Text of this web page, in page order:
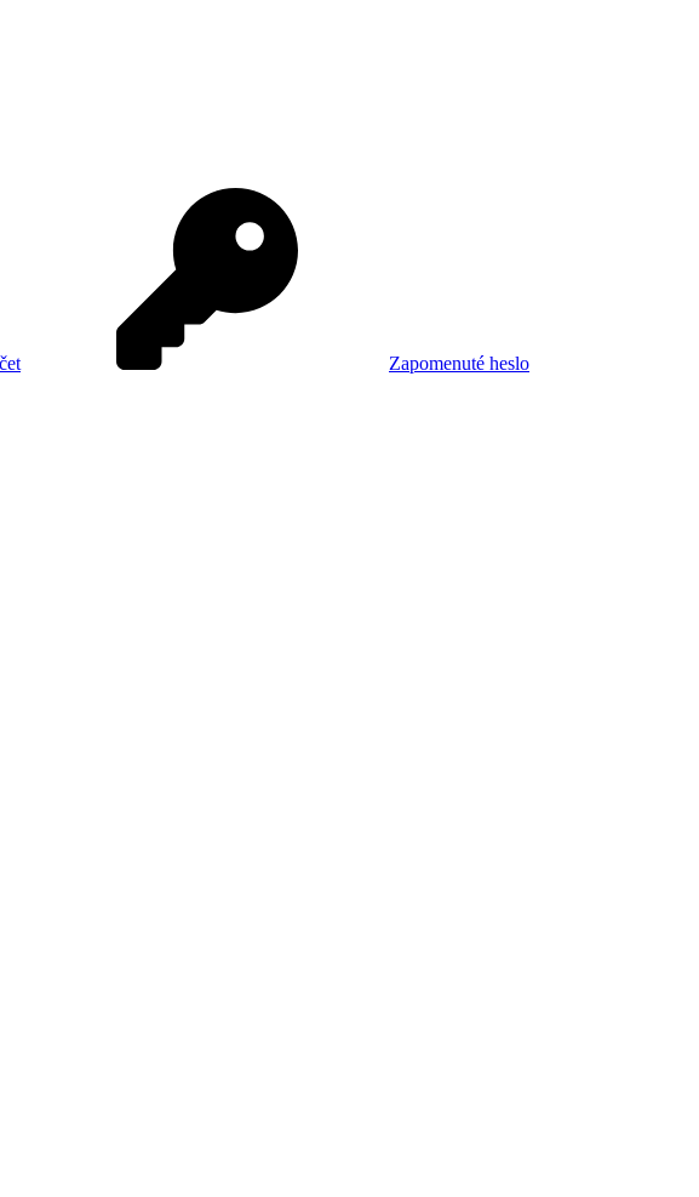
Zapomenuté heslo